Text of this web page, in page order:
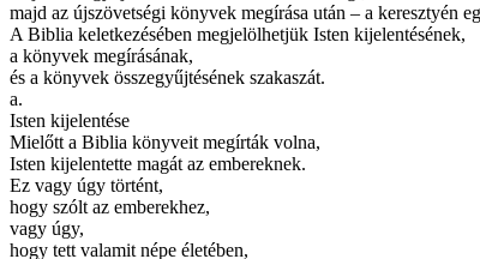
majd az újszövetségi könyvek megírása után – a keresztyén
A Biblia keletkezésében megjelölhetjük Isten kijelentésének,
a könyvek megírásának,
és a könyvek összegyűjtésének szakaszát.
a.
Isten kijelentése
Mielőtt a Biblia könyveit megírták volna,
Isten kijelentette magát az embereknek.
Ez vagy úgy történt,
hogy szólt az emberekhez,
vagy úgy,
hogy tett valamit népe életében,